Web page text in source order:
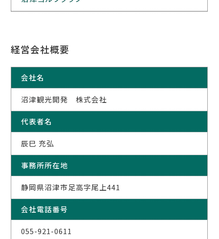
経営会社概要
会社名
沼津観光開発 株式会社
代表者名
辰巳 充弘
事務所所在地
静岡県沼津市足高字尾上441
会社電話番号
055-921-0611